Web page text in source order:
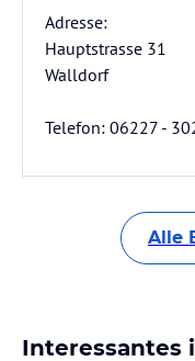
Adresse:
Hauptstrasse 31
Walldorf
Telefon: 06227 -
Alle
Interessantes